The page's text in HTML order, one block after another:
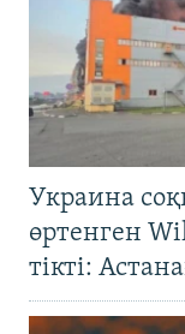
Украина
өртенген
тікті: